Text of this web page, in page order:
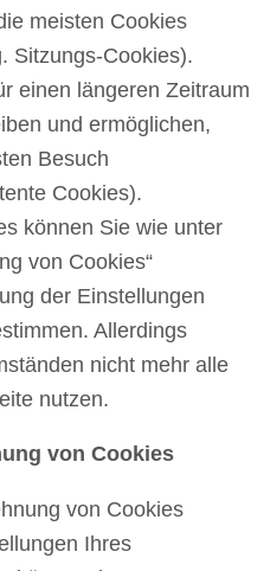
meisten Cookies
Sitzungs-Cookies).
einen längeren Zeitraum
und ermöglichen,
Besuch
Cookies).
können Sie wie unter
von Cookies“
der Einstellungen
Allerdings
nicht mehr alle
nutzen.
von Cookies
von Cookies
Ihres